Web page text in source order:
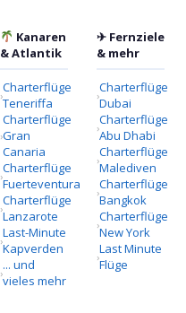
Kanaren
& Atlantik
Charterflüge
Teneriffa
Charterflüge
Gran
Canaria
Charterflüge
Fuerteventura
Charterflüge
Lanzarote
Last-Minute
Kapverden
... und
vieles mehr
✈ Fernziele
& mehr
Charterflüge
Dubai
Charterflüge
Abu Dhabi
Charterflüge
Malediven
Charterflüge
Bangkok
Charterflüge
New York
Last Minute
Flüge